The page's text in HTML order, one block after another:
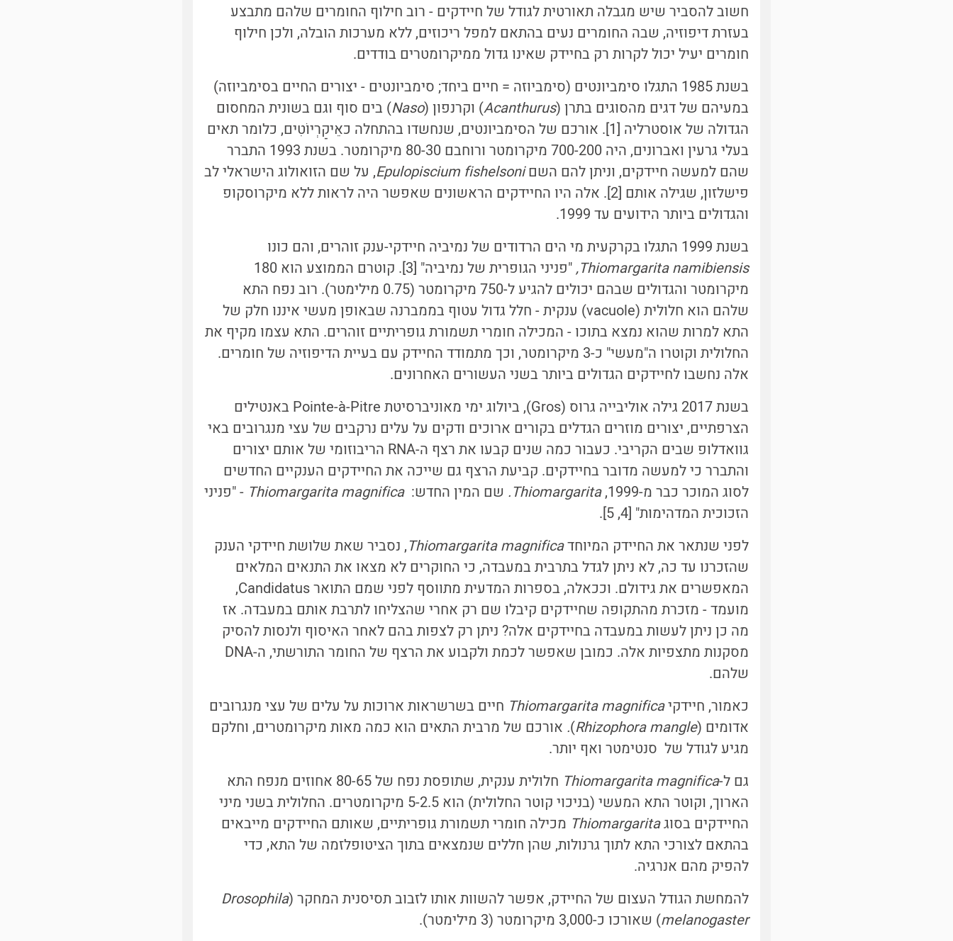
חשוב להסביר שיש מגבלה תאורטית לגודל של חיידקים - רוב חילוף החומרים שלהם מתבצע
בעזרת דיפוזיה, שבה החומרים נעים בהתאם למפל ריכוזים, ללא מערכות הובלה, ולכן חילוף
חומרים יעיל יכול לקרות רק בחיידק שאינו גדול ממיקרומטרים בודדים.
בשנת 1985 התגלו סימביונטים (סימביוזה = חיים ביחד; סימביונטים - יצורים החיים בסימביוזה)
במעיהם של דגים מהסוגים בתרן (Acanthurus) וקרנפון (Naso) בים סוף וגם בשונית המחסום
הגדולה של אוסטרליה [1]. אורכם של הסימביונטים, שנחשדו בהתחלה כאֵיקַרְיוֹטִים, כלומר תאים
בעלי גרעין ואברונים, היה 700-200 מיקרומטר ורוחבם 80-30 מיקרומטר. בשנת 1993 התברר
שהם למעשה חיידקים, וניתן להם השםEpulopiscium fishelsoni, על שם הזואולוג הישראלי לב
פישלזון, שגילה אותם [2]. אלה היו החיידקים הראשונים שאפשר היה לראות ללא מיקרוסקופ
והגדולים ביותר הידועים עד 1999.
בשנת 1999 התגלו בקרקעית מי הים הרדודים של נמיביה חיידקי-ענק זוהרים, והם כונו
Thiomargarita namibiensis,
"פניני הגופרית של נמיביה" [3]. קוטרם הממוצע הוא 180
מיקרומטר והגדולים שבהם יכולים להגיע ל-750 מיקרומטר (0.75 מילימטר). רוב נפח התא
שלהם הוא חלולית (vacuole) ענקית - חלל גדול עטוף בממברנה שבאופן מעשי איננו חלק של
התא למרות שהוא נמצא בתוכו - המכילה חומרי תשמורת גופריתיים זוהרים. התא עצמו מקיף את
החלולית וקוטרו ה"מעשי" כ-3 מיקרומטר, וכך מתמודד החיידק עם בעיית הדיפוזיה של חומרים.
אלה נחשבו לחיידקים הגדולים ביותר בשני העשורים האחרונים.
בשנת 2017 גילה אוליבייה גרוס (Gros), ביולוג ימי מאוניברסיטת Pointe-à-Pitre באנטילים
הצרפתיים, יצורים מוזרים הגדלים בקורים ארוכים ודקים על עלים נרקבים של עצי מנגרובים באי
גוואדלופ שבים הקריבי. כעבור כמה שנים קבעו את רצף ה-RNA הריבוזומי של אותם יצורים
והתברר כי למעשה מדובר בחיידקים. קביעת הרצף גם שייכה את החיידקים הענקיים החדשים
לסוג המוכר כבר מ-1999,
Thiomargarita. שם המין החדש:Thiomargarita magnifica - "פניני
הזכוכית המדהימות" [4, 5].
לפני שנתאר את החיידק המיוחדThiomargarita magnifica, נסביר שאת שלושת חיידקי הענק
שהזכרנו עד כה, לא ניתן לגדל בתרבית במעבדה, כי החוקרים לא מצאו את התנאים המלאים
המאפשרים את גידולם. וככאלה, בספרות המדעית מתווסף לפני שמם התואר Candidatus,
מועמד - מזכרת מהתקופה שחיידקים קיבלו שם רק אחרי שהצליחו לתרבת אותם במעבדה. אז
מה כן ניתן לעשות במעבדה בחיידקים אלה? ניתן רק לצפות בהם לאחר האיסוף ולנסות להסיק
מסקנות מתצפיות אלה. כמובן שאפשר לכמת ולקבוע את הרצף של החומר התורשתי, ה-DNA
שלהם.
כאמור, חיידקיThiomargarita magnifica חיים בשרשראות ארוכות על עלים של עצי מנגרובים
אדומים (Rhizophora mangle
)
. אורכם של מרבית התאים הוא כמה מאות מיקרומטרים, וחלקם
מגיע לגודל של סנטימטר ואף יותר.
גם ל-Thiomargarita magnifica
חלולית ענקית, שתופסת נפח של 80-65 אחוזים מנפח התא
הארוך, וקוטר התא המעשי (בניכוי קוטר החלולית) הוא 5-2.5 מיקרומטרים. החלולית בשני מיני
החיידקים בסוגThiomargarita מכילה חומרי תשמורת גופריתיים, שאותם החיידקים מייבאים
בהתאם לצורכי התא לתוך גרנולות, שהן חללים שנמצאים בתוך הציטופלזמה של התא, כדי
להפיק מהם אנרגיה.
להמחשת הגודל העצום של החיידק, אפשר להשוות אותו לזבוב תסיסנית המחקר (Drosophila
melanogaster) שאורכו כ-3,000 מיקרומטר (3 מילימטר).